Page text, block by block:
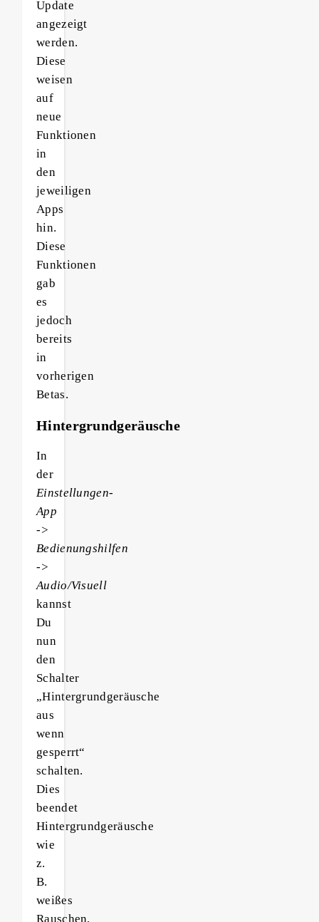
Update
angezeigt
werden.
Diese
weisen
auf
neue
Funktionen
in
den
jeweiligen
Apps
hin.
Diese
Funktionen
gab
es
jedoch
bereits
in
vorherigen
Betas.
Hintergrundgeräusche
In
der
Einstellungen-
App
->
Bedienungshilfen
->
Audio/Visuell
kannst
Du
nun
den
Schalter
„Hintergrundgeräusche
aus
wenn
gesperrt“
schalten.
Dies
beendet
Hintergrundgeräusche
wie
z.
B.
weißes
Rauschen,